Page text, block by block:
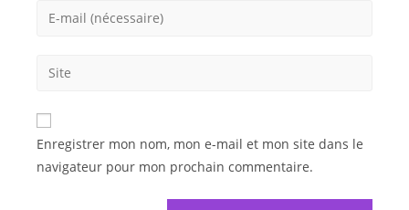
Enregistrer mon nom, mon e-mail et mon site dans le
navigateur pour mon prochain commentaire.